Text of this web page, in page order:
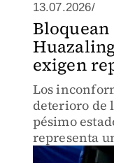
13.07.2026/
exigen
Los
deterioro de
pésimo
representa
usuarios